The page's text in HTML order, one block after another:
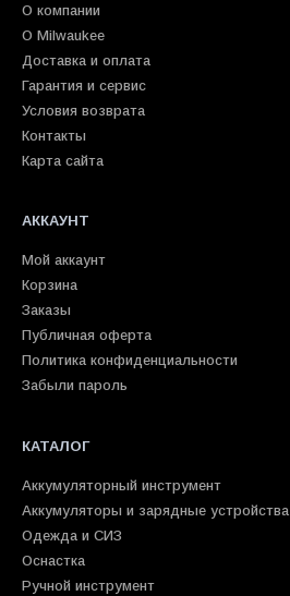
О компании
О Milwaukee
Доставка и оплата
Гарантия и сервис
Условия возврата
Контакты
Карта сайта
АККАУНТ
Мой аккаунт
Корзина
Заказы
Публичная оферта
Политика конфиденциальности
Забыли пароль
КАТАЛОГ
Аккумуляторный инструмент
Аккумуляторы и зарядные устройства
Одежда и СИЗ
Оснастка
Ручной инструмент